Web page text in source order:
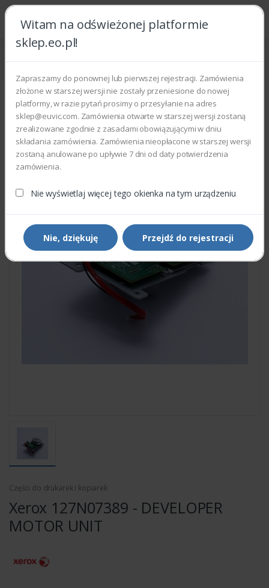
Witam na odświeżonej platformie
sklep.eo.pl!
Zapraszamy do ponownej lub pierwszej rejestracji. Zamówienia
złożone w starszej wersji nie zostały przeniesione do nowej
platformy, w razie pytań prosimy o przesyłanie na adres
sklep@euvic.com. Zamówienia otwarte w starszej wersji zostaną
zrealizowane zgodnie z zasadami obowiązującymi w dniu
składania zamówienia. Zamówienia nieopłacone w starszej wersji
zostaną anulowane po upływie 7 dni od daty potwierdzenia
zamówienia.
Nie wyświetlaj więcej tego okienka na tym urządzeniu
Nie, dziękuję Przejdź do rejestracji
Strona główna Części zamienne
Części do drukarek i kopiarek
Xerox 127N07389 - DEVELOPER
MOTOR UNIT